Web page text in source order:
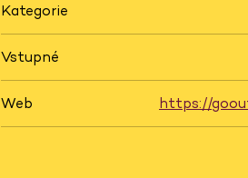
Kategorie
Vstupné
Web https://